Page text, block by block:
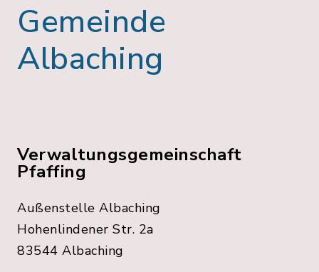
Gemeinde
Albaching
Verwaltungsgemeinschaft
Pfaffing
Außenstelle Albaching
Hohenlindener Str. 2a
83544 Albaching